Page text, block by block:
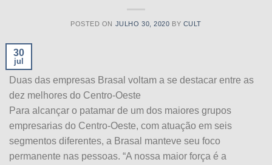
POSTED ON JULHO 30, 2020 BY CULT
30
jul
Duas das empresas Brasal voltam a se destacar entre as
dez melhores do Centro-Oeste
Para alcançar o patamar de um dos maiores grupos
empresarias do Centro-Oeste, com atuação em seis
segmentos diferentes, a Brasal manteve seu foco
permanente nas pessoas. “A nossa maior força é a